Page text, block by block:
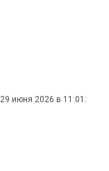
29 июня 2026 в 11:01: